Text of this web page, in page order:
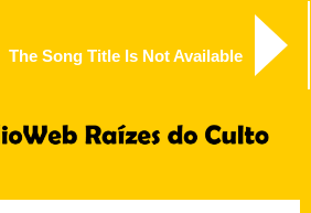
The Song Title Is Not Available